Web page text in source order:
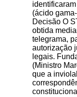
(ácido
Decisão O
obtida
telegrama,
autorização
legais.
(Ministro
que a